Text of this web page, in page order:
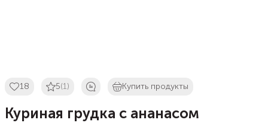
18 5(1) Купить продукты
Куриная грудка с ананасом